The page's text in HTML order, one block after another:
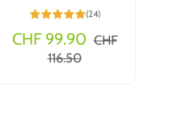
(24)
CHF 99.90 CHF
116.50